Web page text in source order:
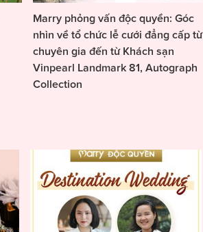
Marry phỏng vấn độc quyền: Góc
nhìn về tổ chức lễ cưới đẳng cấp từ
chuyên gia đến từ Khách sạn
Vinpearl Landmark 81, Autograph
Collection